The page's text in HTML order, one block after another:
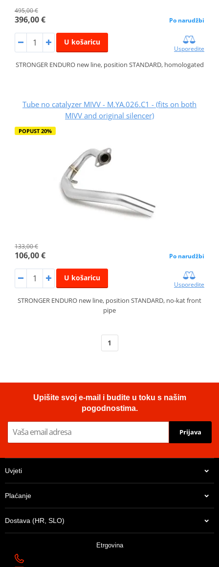
495,00 €
396,00 € Po narudžbi
U košaricu
Usporedite
STRONGER ENDURO new line, position STANDARD, homologated
Tube no catalyzer MIVV - M.YA.026.C1 - (fits on both
MIVV and original silencer)
POPUST 20%
133,00 €
106,00 € Po narudžbi
U košaricu
Usporedite
STRONGER ENDURO new line, position STANDARD, no-kat front
pipe
1
Upišite svoj e-mail i budite u toku s našim
pogodnostima.
Prijava
Uvjeti
Plaćanje
Dostava (HR, SLO)
Etrgovina